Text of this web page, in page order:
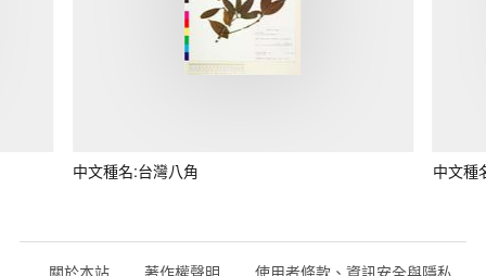
中文種名:台灣八角 中文種
關於本站 著作權聲明 使用者條款、資訊安全與隱私